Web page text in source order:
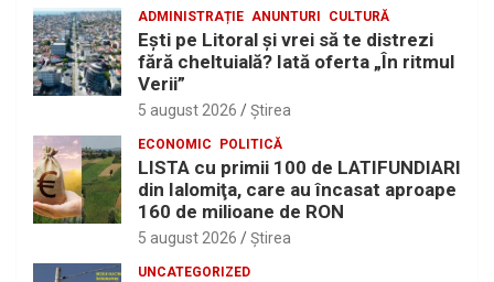
ADMINISTRAȚIE ANUNTURI CULTURĂ
Eşti pe Litoral şi vrei să te distrezi
fără cheltuială? Iată oferta „În ritmul
Verii”
5 august 2026 Ştirea
ECONOMIC POLITICĂ
LISTA cu primii 100 de LATIFUNDIARI
din Ialomiţa, care au încasat aproape
160 de milioane de RON
5 august 2026 Ştirea
UNCATEGORIZED